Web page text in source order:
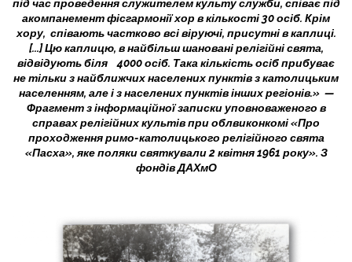
під час проведення служителем культу служби, співає під
акомпанемент фісгармонії хор в кількості 30 осіб. Крім
хору, співають частково всі віруючі, присутні в каплиці.
[...] Цю каплицю, в найбільш шановані релігійні свята,
відвідують біля 4000 осіб. Така кількість осіб прибуває
не тільки з найближчих населених пунктів з католицьким
населенням, але і з населених пунктів інших регіонів.» —
Фрагмент з інформаційної записки уповноваженого в
справах релігійних культів при облвиконкомі «Про
проходження римо-католицького релігійного свята
«Пасха», яке поляки святкували 2 квітня 1961 року». З
фондів ДАХмО